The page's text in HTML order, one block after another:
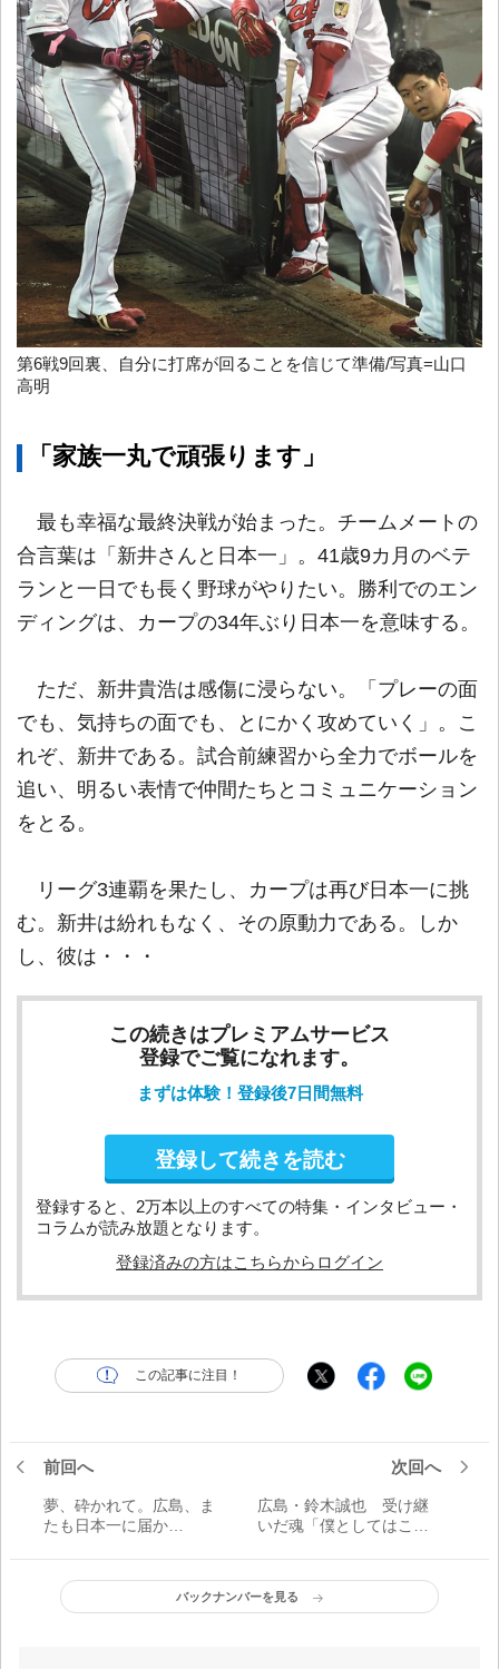
第6戦9回裏、自分に打席が回ることを信じて準備/写真=山口
高明
「家族一丸で頑張ります」
最も幸福な最終決戦が始まった。チームメートの
合言葉は「新井さんと日本一」。41歳9カ月のベテ
ランと一日でも長く野球がやりたい。勝利でのエン
ディングは、カープの34年ぶり日本一を意味する。
ただ、新井貴浩は感傷に浸らない。「プレーの面
でも、気持ちの面でも、とにかく攻めていく」。こ
れぞ、新井である。試合前練習から全力でボールを
追い、明るい表情で仲間たちとコミュニケーション
をとる。
リーグ3連覇を果たし、カープは再び日本一に挑
む。新井は紛れもなく、その原動力である。しか
し、彼は・・・
この続きはプレミアムサービス
登録でご覧になれます。
まずは体験！登録後7日間無料
登録して続きを読む
登録すると、2万本以上のすべての特集・インタビュー・
コラムが読み放題となります。
登録済みの方はこちらからログイン
この記事に注目！
前回へ
夢、砕かれて。広島、ま
たも日本一に届か
てなかったのか。突きつ
けられた課題
次回へ
広島・鈴木誠也 受け継
いだ魂「僕としてはこの
た」
バックナンバーを見る